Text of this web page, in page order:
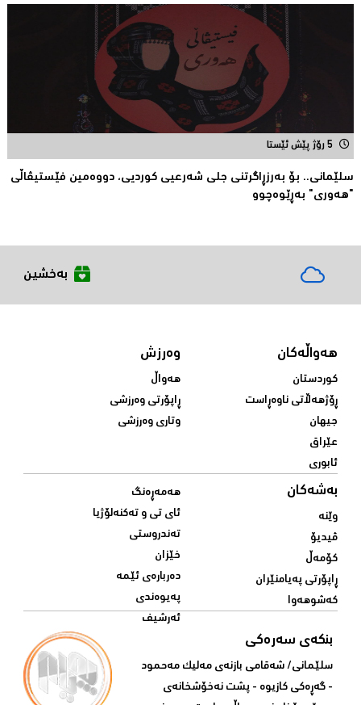
5 رۆژ پێش ئێستا
سلێمانی.. بۆ بەرزڕاگرتنی جلی شەرعیی كوردیی، دووەمین فێستیڤاڵی
"هەوری" بەڕێوەچوو
بەخشین
هەواڵەکان
کوردستان
ڕۆژهەڵاتی ناوەڕاست
جیهان
عێراق
ئابوری
وەرزش
هەواڵ
ڕاپۆرتی وەرزشی
وتاری وەرزشی
بەشەکان
وێنە
ڤیدیۆ
کۆمەڵ
ڕاپۆرتی پەیامنێران
کەشوهەوا
هەمەڕەنگ
ئای تی و تەکنەلۆژیا
تەندروستی
خێزان
دەربارەی ئێمە
پەیوەندی
ئەرشیف
بنکەی سەرەکی
سلێمانی/ شه‌قامی بازنه‌ی مه‌لیک مه‌حمود
- گه‌ڕه‌کی کازیوه‌ - پشت نه‌خۆشخانه‌ی‌